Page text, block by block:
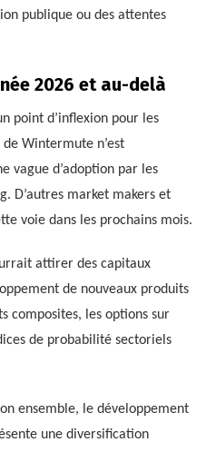
publique ou des attentes
2026 et au-delà
point d’inflexion pour les
Wintermute n’est
vague d’adoption par les
D’autres market makers et
voie dans les prochains mois.
attirer des capitaux
de nouveaux produits
composites, les options sur
de probabilité sectoriels
ensemble, le développement
une diversification